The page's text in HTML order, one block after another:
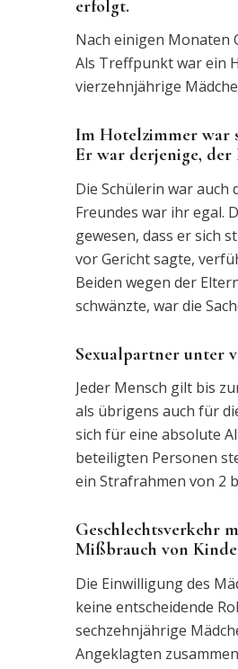
erfolgt.
Nach einigen Monaten
Als Treffpunkt war ein
vierzehnjährige
Im Hotelzimmer war
Er war derjenige, der
Die Schülerin war auch
Freundes war ihr egal.
gewesen, dass er sich
vor Gericht sagte,
Beiden wegen der
schwänzte, war die
Sexualpartner unter
Jeder Mensch gilt bis
als übrigens auch für
sich für eine absolute
beteiligten Personen
ein Strafrahmen von 2
Geschlechtsverkehr
Mißbrauch von
Die Einwilligung des
keine entscheidende
sechzehnjährige
Angeklagten